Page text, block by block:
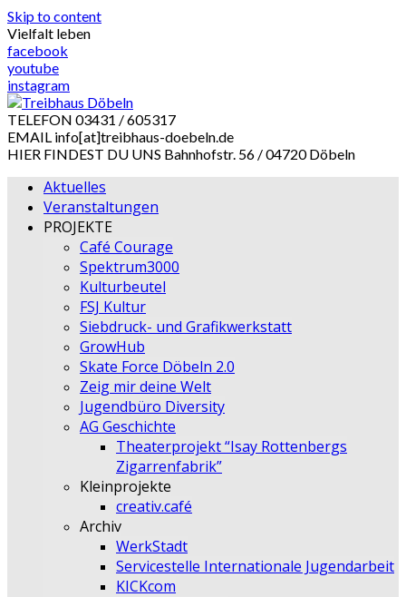
Skip to content
Vielfalt leben
facebook
youtube
instagram
TELEFON 03431 / 605317
EMAIL info[at]treibhaus-doebeln.de
HIER FINDEST DU UNS Bahnhofstr. 56 / 04720 Döbeln
Aktuelles
Veranstaltungen
PROJEKTE
Café Courage
Spektrum3000
Kulturbeutel
FSJ Kultur
Siebdruck- und Grafikwerkstatt
GrowHub
Skate Force Döbeln 2.0
Zeig mir deine Welt
Jugendbüro Diversity
AG Geschichte
Theaterprojekt “Isay Rottenbergs
Zigarrenfabrik”
Kleinprojekte
creativ.café
Archiv
WerkStadt
Servicestelle Internationale Jugendarbeit
KICKcom